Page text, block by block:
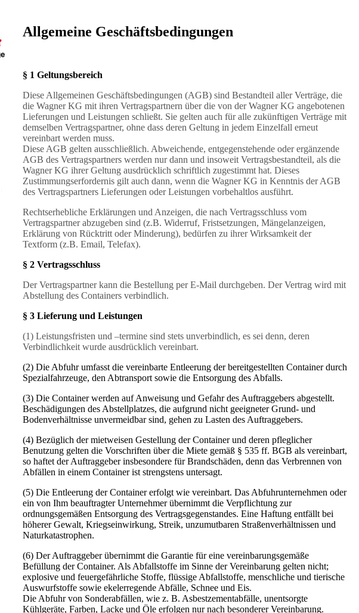
Allgemeine Geschäftsbedingungen
§ 1 Geltungsbereich
Diese Allgemeinen Geschäftsbedingungen (AGB) sind Bestandteil aller Verträge, die
die Wagner KG mit ihren Vertragspartnern über die von der Wagner KG angebotenen
Lieferungen und Leistungen schließt. Sie gelten auch für alle zukünftigen Verträge mit
demselben Vertragspartner, ohne dass deren Geltung in jedem Einzelfall erneut
vereinbart werden muss.
Diese AGB gelten ausschließlich. Abweichende, entgegenstehende oder ergänzende
AGB des Vertragspartners werden nur dann und insoweit Vertragsbestandteil, als die
Wagner KG ihrer Geltung ausdrücklich schriftlich zugestimmt hat. Dieses
Zustimmungserfordernis gilt auch dann, wenn die Wagner KG in Kenntnis der AGB
des Vertragspartners Lieferungen oder Leistungen vorbehaltlos ausführt.
Rechtserhebliche Erklärungen und Anzeigen, die nach Vertragsschluss vom
Vertragspartner abzugeben sind (z.B. Widerruf, Fristsetzungen, Mängelanzeigen,
Erklärung von Rücktritt oder Minderung), bedürfen zu ihrer Wirksamkeit der
Textform (z.B. Email, Telefax).
§ 2 Vertragsschluss
Der Vertragspartner kann die Bestellung per E-Mail durchgeben. Der Vertrag wird mit
Abstellung des Containers verbindlich.
§ 3 Lieferung und Leistungen
(1) Leistungsfristen und –termine sind stets unverbindlich, es sei denn, deren
Verbindlichkeit wurde ausdrücklich vereinbart.
(2) Die Abfuhr umfasst die vereinbarte Entleerung der bereitgestellten Container durch
Spezialfahrzeuge, den Abtransport sowie die Entsorgung des Abfalls.
(3) Die Container werden auf Anweisung und Gefahr des Auftraggebers abgestellt.
Beschädigungen des Abstellplatzes, die aufgrund nicht geeigneter Grund- und
Bodenverhältnisse unvermeidbar sind, gehen zu Lasten des Auftraggebers.
(4) Bezüglich der mietweisen Gestellung der Container und deren pfleglicher
Benutzung gelten die Vorschriften über die Miete gemäß § 535 ff. BGB als vereinbart,
so haftet der Auftraggeber insbesondere für Brandschäden, denn das Verbrennen von
Abfällen in einem Container ist strengstens untersagt.
(5) Die Entleerung der Container erfolgt wie vereinbart. Das Abfuhrunternehmen oder
ein von Ihm beauftragter Unternehmer übernimmt die Verpflichtung zur
ordnungsgemäßen Entsorgung des Vertragsgegenstandes. Eine Haftung entfällt bei
höherer Gewalt, Kriegseinwirkung, Streik, unzumutbaren Straßenverhältnissen und
Naturkatastrophen.
(6) Der Auftraggeber übernimmt die Garantie für eine vereinbarungsgemäße
Befüllung der Container. Als Abfallstoffe im Sinne der Vereinbarung gelten nicht;
explosive und feuergefährliche Stoffe, flüssige Abfallstoffe, menschliche und tierische
Auswurfstoffe sowie ekelerregende Abfälle, Schnee und Eis.
Die Abfuhr von Sonderabfällen, wie z. B. Asbestzementabfälle, unentsorgte
Kühlgeräte, Farben, Lacke und Öle erfolgen nur nach besonderer Vereinbarung.